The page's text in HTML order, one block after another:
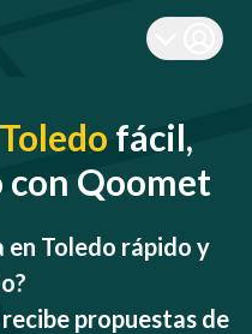
Toledo fácil,
Qoomet
en Toledo rápido y
propuestas de